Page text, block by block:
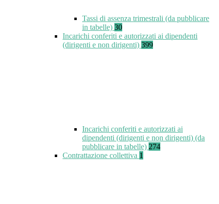
Tassi di assenza trimestrali (da pubblicare
in tabelle) 30
Incarichi conferiti e autorizzati ai dipendenti
(dirigenti e non dirigenti) 399
Incarichi conferiti e autorizzati ai
dipendenti (dirigenti e non dirigenti) (da
pubblicare in tabelle) 274
Contrattazione collettiva 1